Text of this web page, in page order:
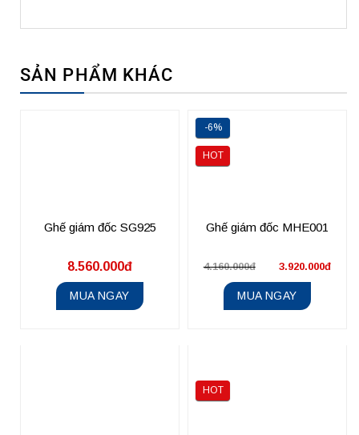
SẢN PHẨM KHÁC
Ghế giám đốc SG925
8.560.000đ
MUA NGAY
-6%
HOT
Ghế giám đốc MHE001
4.160.000đ 3.920.000đ
MUA NGAY
HOT